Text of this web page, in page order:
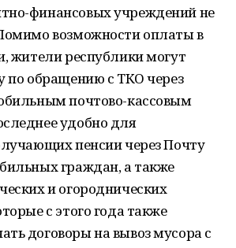
финансовых учреждений не
возможности оплаты в
жители республики могут
по обращению с ТКО через
почтово-кассовым
удобно для
пенсии через Почту
граждан, а также
и огороднических
с этого года также
договоры на вывоз мусора с